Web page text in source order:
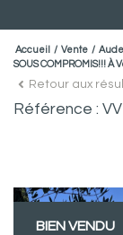
Accueil Vente Aude
SOUS COMPROMIS!!!
Retour aux
Référence :
BIEN VENDU